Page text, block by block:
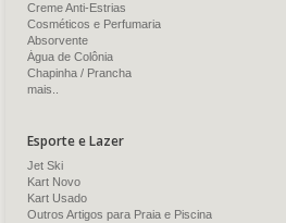
Creme Anti-Estrias
Cosméticos e Perfumaria
Absorvente
Água de Colônia
Chapinha / Prancha
mais..
Esporte e Lazer
Jet Ski
Kart Novo
Kart Usado
Outros Artigos para Praia e Piscina